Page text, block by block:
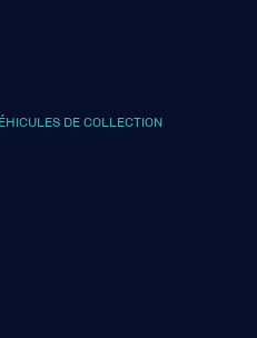
DE COLLECTION